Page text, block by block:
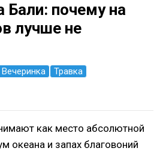
Бали: почему на
лучше не
Вечеринка Травка
как место абсолютной
океана и запах благовоний